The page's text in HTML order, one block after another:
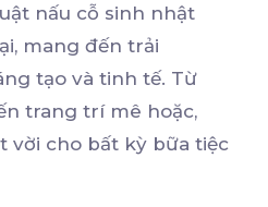
nấu cỗ sinh nhật
mang đến trải
tạo và tinh tế. Từ
trang trí mê hoặc,
vời cho bất kỳ bữa tiệc